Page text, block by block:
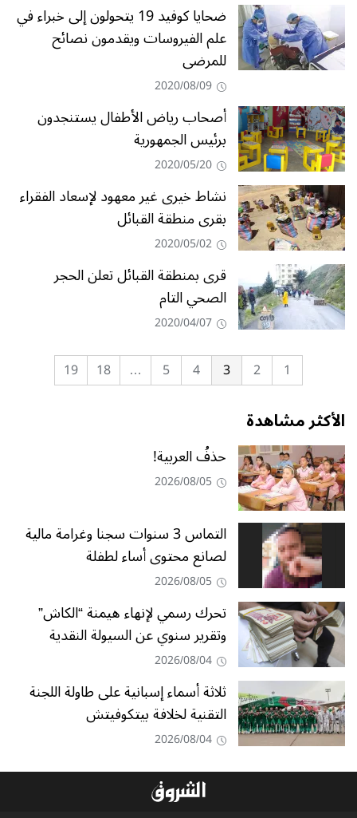
ضحايا كوفيد 19 يتحولون إلى خبراء في
علم الفيروسات ويقدمون نصائح
للمرضى
2020/08/09
أصحاب رياض الأطفال يستنجدون
برئيس الجمهورية
2020/05/20
نشاط خيرى غير معهود لإسعاد الفقراء
بقرى منطقة القبائل
2020/05/02
قرى بمنطقة القبائل تعلن الحجر
الصحي التام
2020/04/07
1
2
3
4
5
…
18
19
الأكثر مشاهدة
حذفُ العربية!
2026/08/05
التماس 3 سنوات سجنا وغرامة مالية
لصانع محتوى أساء لطفلة
2026/08/05
تحرك رسمي لإنهاء هيمنة “الكاش”
وتقرير سنوي عن السيولة النقدية
2026/08/04
ثلاثة أسماء إسبانية على طاولة اللجنة
التقنية لخلافة بيتكوفيتش
2026/08/04